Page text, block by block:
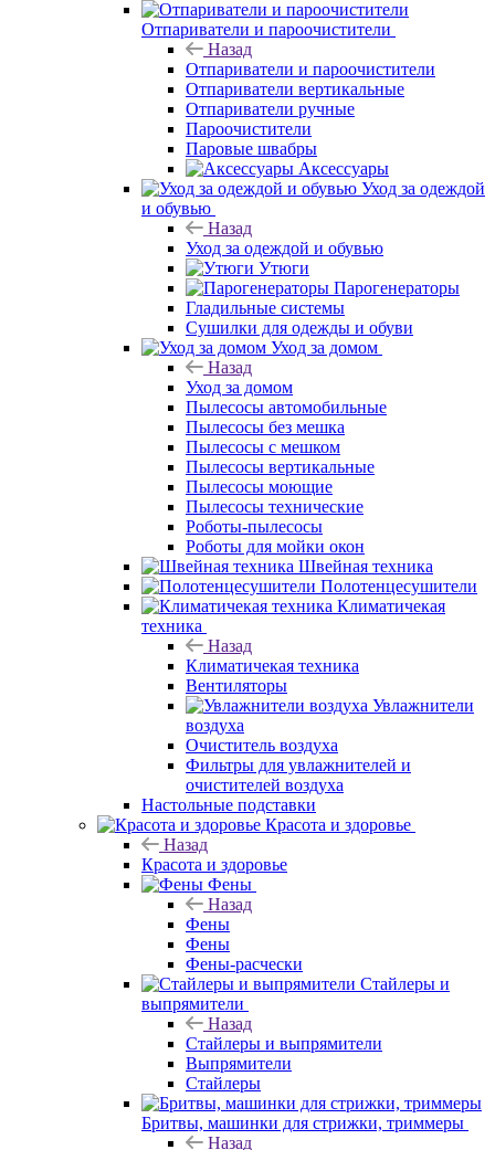
Отпариватели и пароочистители
Назад
Отпариватели и пароочистители
Отпариватели вертикальные
Отпариватели ручные
Пароочистители
Паровые швабры
Аксессуары
Уход за одеждой
и обувью
Назад
Уход за одеждой и обувью
Утюги
Парогенераторы
Гладильные системы
Сушилки для одежды и обуви
Уход за домом
Назад
Уход за домом
Пылесосы автомобильные
Пылесосы без мешка
Пылесосы с мешком
Пылесосы вертикальные
Пылесосы моющие
Пылесосы технические
Роботы-пылесосы
Роботы для мойки окон
Швейная техника
Полотенцесушители
Климатичекая
техника
Назад
Климатичекая техника
Вентиляторы
Увлажнители
воздуха
Очиститель воздуха
Фильтры для увлажнителей и
очистителей воздуха
Настольные подставки
Красота и здоровье
Назад
Красота и здоровье
Фены
Назад
Фены
Фены
Фены-расчески
Стайлеры и
выпрямители
Назад
Стайлеры и выпрямители
Выпрямители
Стайлеры
Бритвы, машинки для стрижки, триммеры
Назад